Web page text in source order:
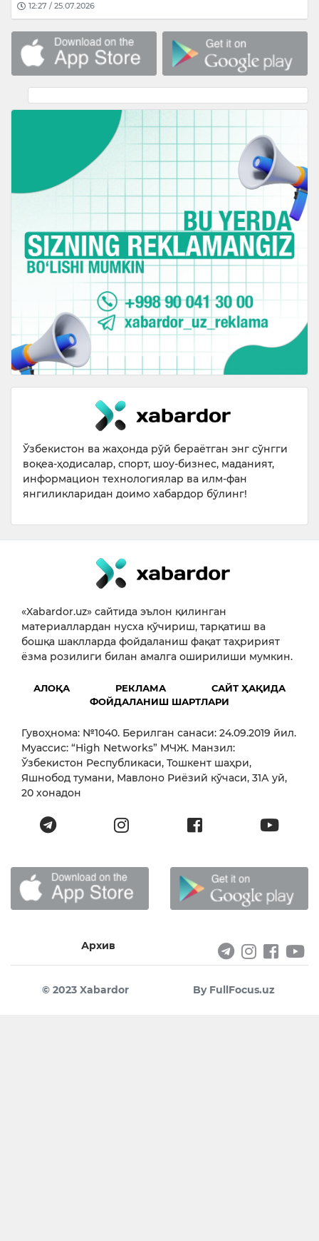
12:27 / 25.07.2026
Ўзбекистон ва жаҳонда рўй бераётган энг сўнгги
воқеа-ҳодисалар, спорт, шоу-бизнес, маданият,
информацион технологиялар ва илм-фан
янгиликларидан доимо хабардор бўлинг!
«Xabardor.uz» сайтида эълон қилинган
материаллардан нусха кўчириш, тарқатиш ва
бошқа шаклларда фойдаланиш фақат таҳририят
ёзма розилиги билан амалга оширилиши мумкин.
АЛОҚА РЕКЛАМА
САЙТ ҲАҚИДА
ФОЙДАЛАНИШ ШАРТЛАРИ
Гувоҳнома: №1040. Берилган санаси: 24.09.2019 йил.
Муассис: “High Networks” МЧЖ. Манзил:
Ўзбекистон Республикаси, Тошкент шаҳри,
Яшнобод тумани, Мавлоно Риёзий кўчаси, 31А уй,
20 хонадон
Архив
© 2023 Xabardor By FullFocus.uz